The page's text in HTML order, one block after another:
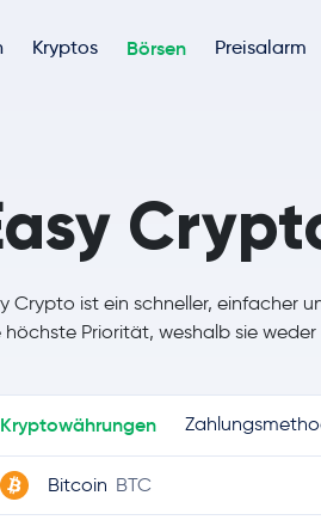
Kryptos Börsen Preisalarm
Crypto ist ein schneller, einfacher
höchste Priorität, weshalb sie
Kryptowährungen
Bitcoin BTC